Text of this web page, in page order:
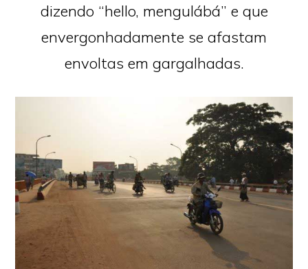
dizendo “hello, mengulábá” e que
envergonhadamente se afastam
envoltas em gargalhadas.